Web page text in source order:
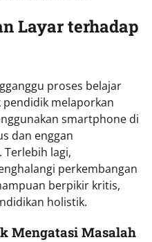
Layar terhadap
proses belajar
pendidik melaporkan
smartphone di
dan enggan
lagi,
perkembangan
berpikir kritis,
holistik.
Mengatasi Masalah